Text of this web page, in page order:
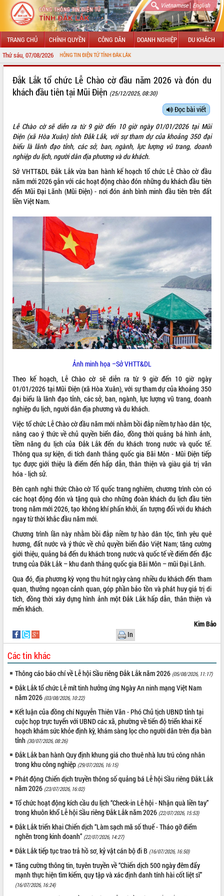
Vietnamese| English
TRANG CHỦ CHÍNH QUYỀN CÔNG DÂN DOANH NGHIỆP DU KHÁCH
Thứ sáu, 07/08/2026
ĐẾN VỚI CỔNG THÔNG TIN ĐIỆN TỬ TỈNH ĐẮK LẮK
GIỚI THIỆU
LÃNH ĐẠO UBND TỈNH
SỞ, BAN, NGÀNH
UBND CÁC XÃ, PHƯỜNG
THÔNG TIN CHỈ ĐẠO ĐIỀU HÀNH
HỆ THỐNG VĂN BẢN
VĂN BẢN HĐND TỈNH
ĐIỂM TIN VĂN BẢN
QUY HOẠCH - KẾ HOẠCH
VIDEO
Loading the player...
Khám bệnh, cấp phát thuốc miễn phí
và tặng quà người dân xã Cư Pui
Hội nghị UBND tỉnh Đắk Lắk thường kỳ
Lễ truy tặng danh hiệu “Bà Mẹ Việt
Nam Anh hùng” và trao Huân chương
Lao động
UBND tỉnh Đắk Lắk triển khai nhiệm
vụ 6 tháng cuối năm 2026
Kỳ họp thứ Hai, Hội đồng nhân dân
tỉnh khóa XI quyết nghị nhiều nội dung
Bí thư Tỉnh ủy Lương Nguyễn Minh
Triết thăm, tặng quà người có công với
Rà soát, hoàn thiện hệ thống thiết chế
văn hóa, thể thao đáp ứng yêu cầu
Thường trực HĐND tỉnh Đắk Lắk gặp
mặt Đoàn chuyên gia y tế TP. Hồ Chí
Minh
Lễ truy điệu và an táng hài cốt liệt sĩ
tại Nghĩa trang Liệt sĩ xã Sơn Hòa
xuất khẩu sầu riêng và triển khai quy
định EUDR
Thứ trưởng Bộ Nông nghiệp và Môi
trường Nguyễn Hoàng Hiệp khảo sát
vùng trồng và doanh nghiệp đóng gói
sầu riêng tại Đắk Lắk
Trình diễn nghệ thuật chế biến các
món ăn từ sầu riêng
Đắk Lắk công bố Quy hoạch và xúc
tiến đầu tư tỉnh
Ngành cá ngừ Đắk Lắk chủ động thích
ứng để giữ vững thị trường xuất khẩu
Diễn đàn Kinh tế tư nhân Việt Nam đột
LIÊN KẾT WEB
THỐNG KÊ TRUY CẬP
Hôm nay: 23522
Tất cả:
66036262
Đắk Lắk tổ chức Lễ Chào cờ đầu năm 2026 và đón du
khách đầu tiên tại Mũi Điện (25/12/2025, 08:30)
Đọc bài viết
Lễ Chào cờ sẽ diễn ra từ 9 giờ đến 10 giờ ngày 01/01/2026 tại Mũi
Điện (xã Hòa Xuân) tỉnh Đắk Lắk, với sự tham dự của khoảng 350 đại
biểu là lãnh đạo tỉnh, các sở, ban, ngành, lực lượng vũ trang, doanh
nghiệp du lịch, người dân địa phương và du khách.
Sở VHTT&DL Đắk Lắk vừa ban hành kế hoạch tổ chức Lễ Chào cờ đầu
năm mới 2026 gắn với các hoạt động chào đón những du khách đầu tiên
đến Mũi Đại Lãnh (Mũi Điện) - nơi đón ánh bình minh đầu tiên trên đất
liền Việt Nam.
Ảnh minh họa –Sở VHTT&DL
Theo kế hoạch, Lễ Chào cờ sẽ diễn ra từ 9 giờ đến 10 giờ ngày
01/01/2026 tại Mũi Điện (xã Hòa Xuân), với sự tham dự của khoảng 350
đại biểu là lãnh đạo tỉnh, các sở, ban, ngành, lực lượng vũ trang, doanh
nghiệp du lịch, người dân địa phương và du khách.
Việc tổ chức Lễ Chào cờ đầu năm mới nhằm bồi đắp niềm tự hào dân tộc,
nâng cao ý thức về chủ quyền biển đảo, đồng thời quảng bá hình ảnh,
tiềm năng du lịch của Đắk Lắk đến du khách trong nước và quốc tế.
Thông qua sự kiện, di tích danh thắng quốc gia Bãi Môn - Mũi Điện tiếp
tục được giới thiệu là điểm đến hấp dẫn, thân thiện và giàu giá trị văn
hóa - lịch sử.
Bên cạnh nghi thức Chào cờ Tổ quốc trang nghiêm, chương trình còn có
các hoạt động đón và tặng quà cho những đoàn khách du lịch đầu tiên
trong năm mới 2026, tạo không khí phấn khởi, ấn tượng đối với du khách
ngay từ thời khắc đầu năm mới.
Chương trình lần này nhằm bồi đắp niềm tự hào dân tộc, tình yêu quê
hương, đất nước và ý thức về chủ quyền biển đảo Việt Nam; tăng cường
giới thiệu, quảng bá đến du khách trong nước và quốc tế về điểm đến đặc
trưng của Đắk Lắk – khu danh thắng quốc gia Bãi Môn – mũi Đại Lãnh.
Qua đó, địa phương kỳ vọng thu hút ngày càng nhiều du khách đến tham
quan, thưởng ngoạn cảnh quan, góp phần bảo tồn và phát huy giá trị di
tích, đồng thời xây dựng hình ảnh một Đắk Lắk hấp dẫn, thân thiện và
mến khách.
Kim Bảo
In
Các tin khác
Thông cáo báo chí về Lễ hội Sầu riêng Đắk Lắk năm 2026 (05/08/2026, 11:17)
Đắk Lắk tổ chức Lễ mít tinh hưởng ứng Ngày An ninh mạng Việt Nam
năm 2026 (03/08/2026, 10:22)
Kết luận của đồng chí Nguyễn Thiên Văn - Phó Chủ tịch UBND tỉnh tại
cuộc họp trực tuyến với UBND các xã, phường về tiến độ triển khai Kế
hoạch khám sức khỏe định kỳ, khám sàng lọc cho người dân trên địa bàn
tỉnh (30/07/2026, 08:26)
Đắk Lắk ban hành Quy định khung giá cho thuê nhà lưu trú công nhân
trong khu công nghiệp (29/07/2026, 16:15)
Phát động Chiến dịch truyền thông số quảng bá Lễ hội Sầu riêng Đắk Lắk
năm 2026 (23/07/2026, 16:02)
Tổ chức hoạt động kích cầu du lịch “Check-in Lễ hội - Nhận quà liền tay”
trong khuôn khổ Lễ hội Sầu riêng Đắk Lắk năm 2026 (22/07/2026, 15:53)
Đắk Lắk triển khai Chiến dịch “Làm sạch mã số thuế - Tháo gỡ điểm
nghẽn trong kinh doanh” (22/07/2026, 14:27)
Đắk Lắk tiếp tục trao trả hồ sơ, kỷ vật cán bộ đi B (16/07/2026, 16:50)
Tăng cường thông tin, tuyên truyền về “Chiến dịch 500 ngày đêm đẩy
mạnh thực hiện tìm kiếm, quy tập và xác định danh tính hài cốt liệt sĩ”
(16/07/2026, 16:24)